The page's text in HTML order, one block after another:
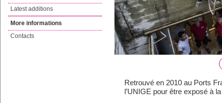
Latest additions
More informations
Contacts
Retrouvé en 2010 au Ports
l’UNIGE pour être exposé à